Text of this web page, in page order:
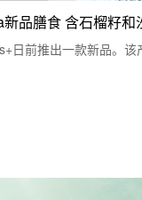
品膳食 含石榴籽和
日前推出一款新品。